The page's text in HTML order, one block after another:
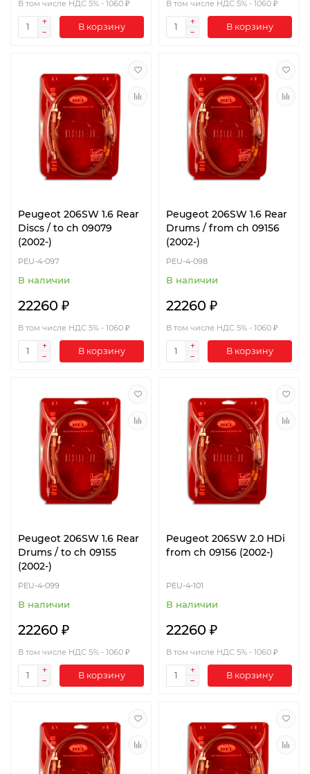
В том числе НДС 5% - 1060 ₽
В корзину
В том числе НДС 5% - 1060 ₽
В корзину
Peugeot 206SW 1.6 Rear
Discs / to ch 09079
(2002-)
PEU-4-097
В наличии
22260 ₽
В том числе НДС 5% - 1060 ₽
В корзину
Peugeot 206SW 1.6 Rear
Drums / from ch 09156
(2002-)
PEU-4-098
В наличии
22260 ₽
В том числе НДС 5% - 1060 ₽
В корзину
Peugeot 206SW 1.6 Rear
Drums / to ch 09155
(2002-)
PEU-4-099
В наличии
22260 ₽
В том числе НДС 5% - 1060 ₽
В корзину
Peugeot 206SW 2.0 HDi
from ch 09156 (2002-)
PEU-4-101
В наличии
22260 ₽
В том числе НДС 5% - 1060 ₽
В корзину